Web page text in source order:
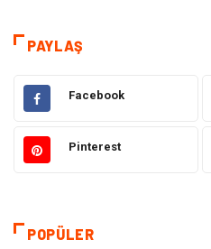
Teknoloji & İnternet
Elektrik & Elektronik
Güzellik ve Bakım
Makine
PAYLAŞ
Facebook
Pinterest
POPÜLER